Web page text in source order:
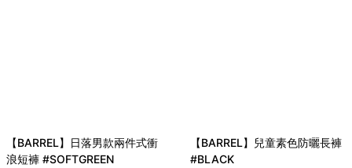
【BARREL】日落男款兩件式衝
浪短褲 #SOFTGREEN
【BARREL】兒童素色防曬長褲
#BLACK